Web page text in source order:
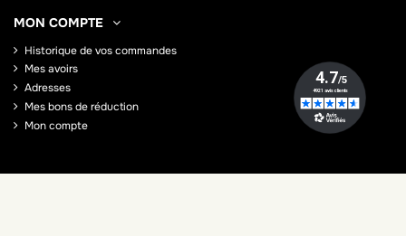
MON COMPTE
Historique de vos commandes
Mes avoirs
Adresses
Mes bons de réduction
Mon compte